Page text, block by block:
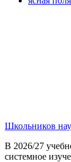
Школьников
В 2026/27
системное